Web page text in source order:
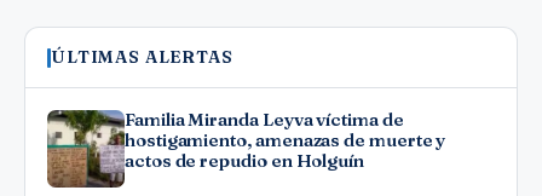
ÚLTIMAS ALERTAS
Familia Miranda Leyva víctima de
hostigamiento, amenazas de muerte y
actos de repudio en Holguín